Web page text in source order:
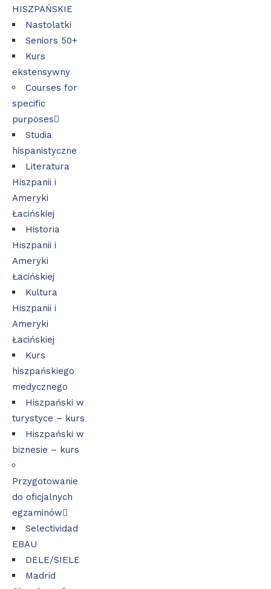
HISZPAŃSKIE
Nastolatki
Seniors 50+
Kurs
ekstensywny
Courses for
specific
purposes
Studia
hispanistyczne
Literatura
Hiszpanii i
Ameryki
Łacińskiej
Historia
Hiszpanii i
Ameryki
Łacińskiej
Kultura
Hiszpanii i
Ameryki
Łacińskiej
Kurs
hiszpańskiego
medycznego
Hiszpański w
turystyce – kurs
Hiszpański w
biznesie – kurs
Przygotowanie
do oficjalnych
egzaminów
Selectividad
EBAU
DELE/SIELE
Madrid